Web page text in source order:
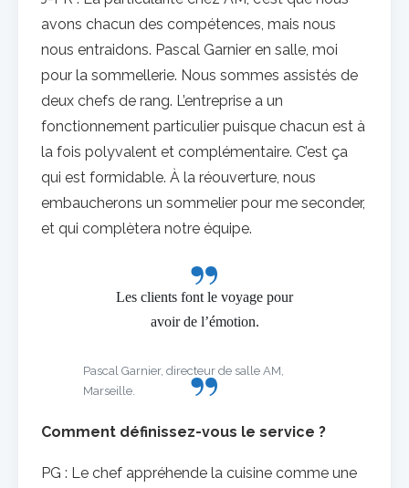
avons chacun des compétences, mais nous
nous entraidons. Pascal Garnier en salle, moi
pour la sommellerie. Nous sommes assistés de
deux chefs de rang. L’entreprise a un
fonctionnement particulier puisque chacun est à
la fois polyvalent et complémentaire. C’est ça
qui est formidable. À la réouverture, nous
embaucherons un sommelier pour me seconder,
et qui complètera notre équipe.
Les clients font le voyage pour
avoir de l’émotion.
Pascal Garnier, directeur de salle AM,
Marseille.
Comment définissez-vous le service ?
PG : Le chef appréhende la cuisine comme une